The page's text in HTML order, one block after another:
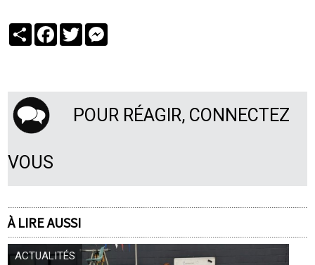
PartagerFacebook
Twitter
POUR RÉAGIR, CONNECTEZ
VOUS
À LIRE AUSSI
ACTUALITÉS